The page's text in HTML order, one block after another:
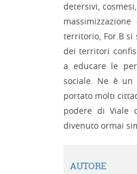
detersivi,
territorio, For.B
dei territori
a educare le
sociale. Ne è un
portato molti
podere di Viale
divenuto ormai
AUTORE